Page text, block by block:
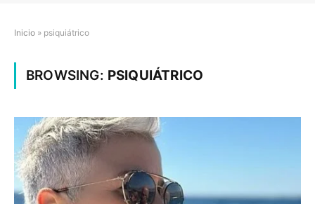
Inicio » psiquiátrico
BROWSING: PSIQUIÁTRICO